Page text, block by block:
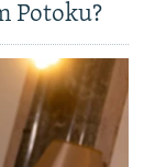
Potoku?